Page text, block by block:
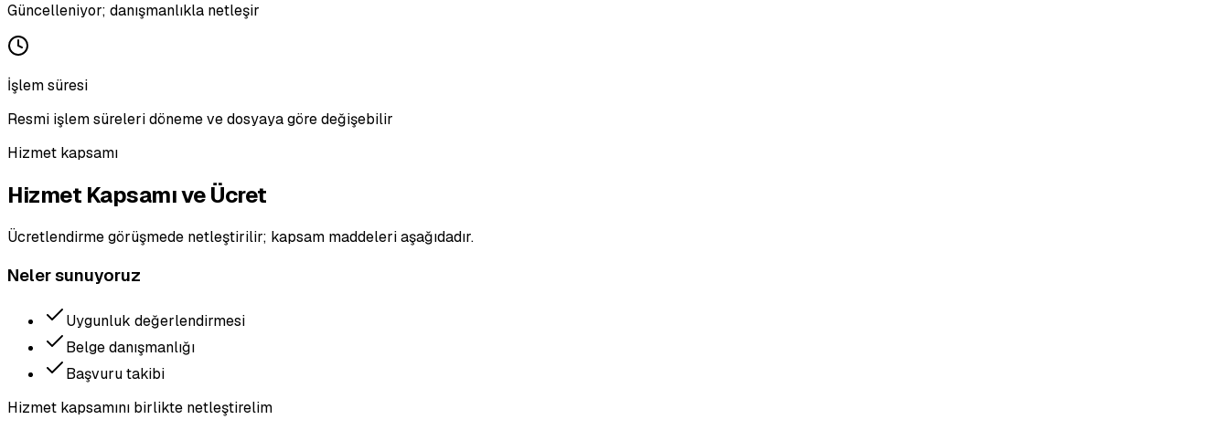
Güncelleniyor; danışmanlıkla netleşir
İşlem süresi
Resmi işlem süreleri döneme ve dosyaya göre değişebilir
Hizmet kapsamı
Hizmet Kapsamı ve Ücret
Ücretlendirme görüşmede netleştirilir; kapsam maddeleri aşağıdadır.
Neler sunuyoruz
Uygunluk değerlendirmesi
Belge danışmanlığı
Başvuru takibi
Hizmet kapsamını birlikte netleştirelim